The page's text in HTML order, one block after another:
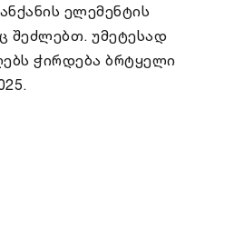
ელემენტის
შეძლებთ. უმეტესად
ჭირდება ბრტყელი